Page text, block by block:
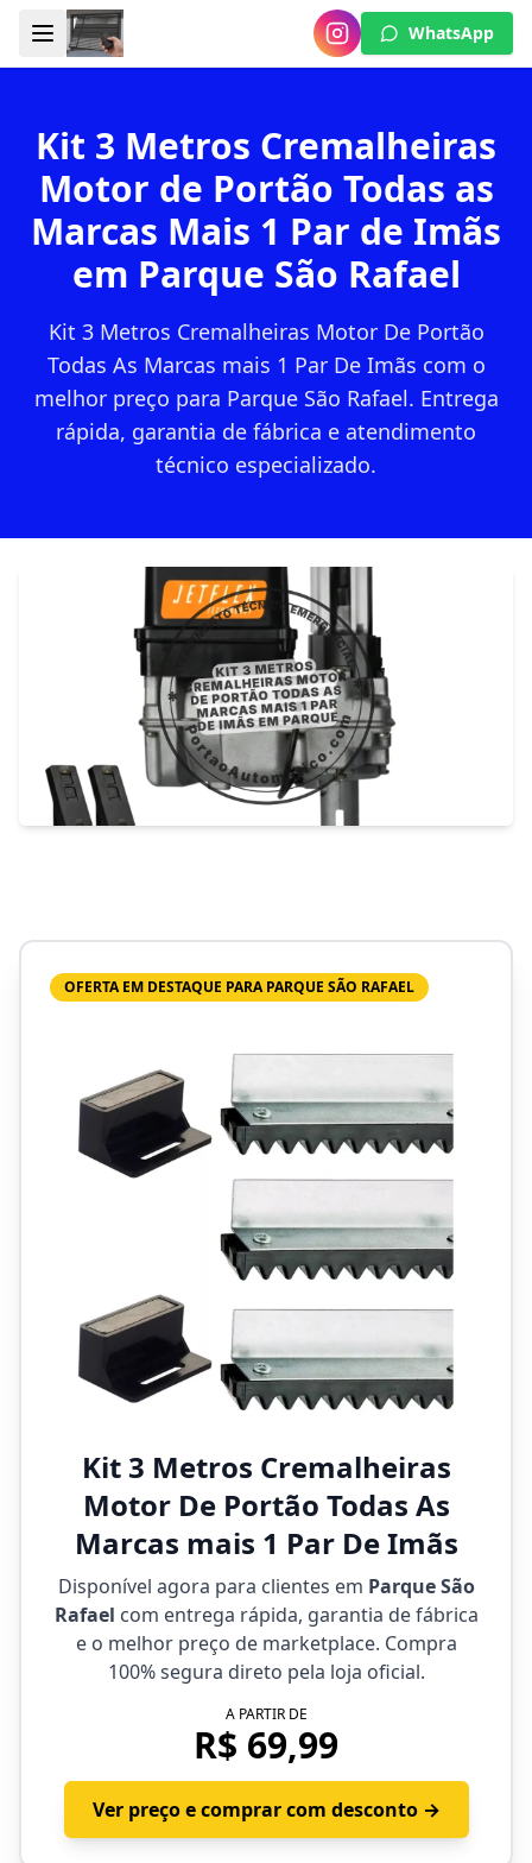
WhatsApp
Kit 3 Metros Cremalheiras
Motor de Portão Todas as
Marcas Mais 1 Par de Imãs
em Parque São Rafael
Kit 3 Metros Cremalheiras Motor De Portão
Todas As Marcas mais 1 Par De Imãs com o
melhor preço para Parque São Rafael. Entrega
rápida, garantia de fábrica e atendimento
técnico especializado.
OFERTA EM DESTAQUE PARA PARQUE SÃO RAFAEL
Kit 3 Metros Cremalheiras
Motor De Portão Todas As
Marcas mais 1 Par De Imãs
Disponível agora para clientes em Parque São
Rafael com entrega rápida, garantia de fábrica
e o melhor preço de marketplace. Compra
100% segura direto pela loja oficial.
A PARTIR DE
R$ 69,99
Ver preço e comprar com desconto →